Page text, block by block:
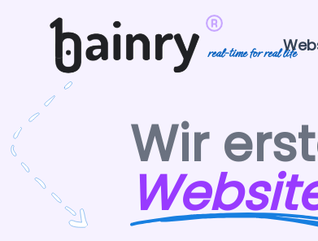
real-time for real life
Wir